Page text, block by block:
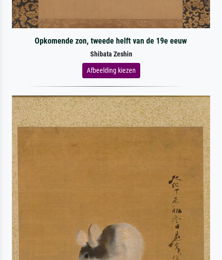
Opkomende zon, tweede helft van de 19e eeuw
Shibata Zeshin
Afbeelding kiezen